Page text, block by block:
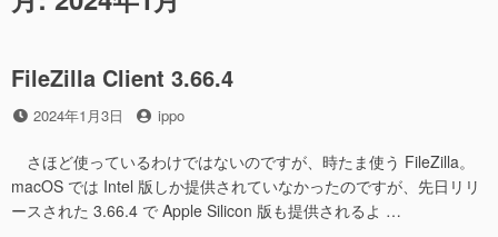
FileZilla Client 3.66.4
投
日
2024年1月3日
投
者
ippo
さほど使っているわけではないのですが、時たま使う FileZilla。
macOS では Intel 版しか提供されていなかったのですが、先日リリ
ースされた 3.66.4 で Apple Silicon 版も提供されるよ …